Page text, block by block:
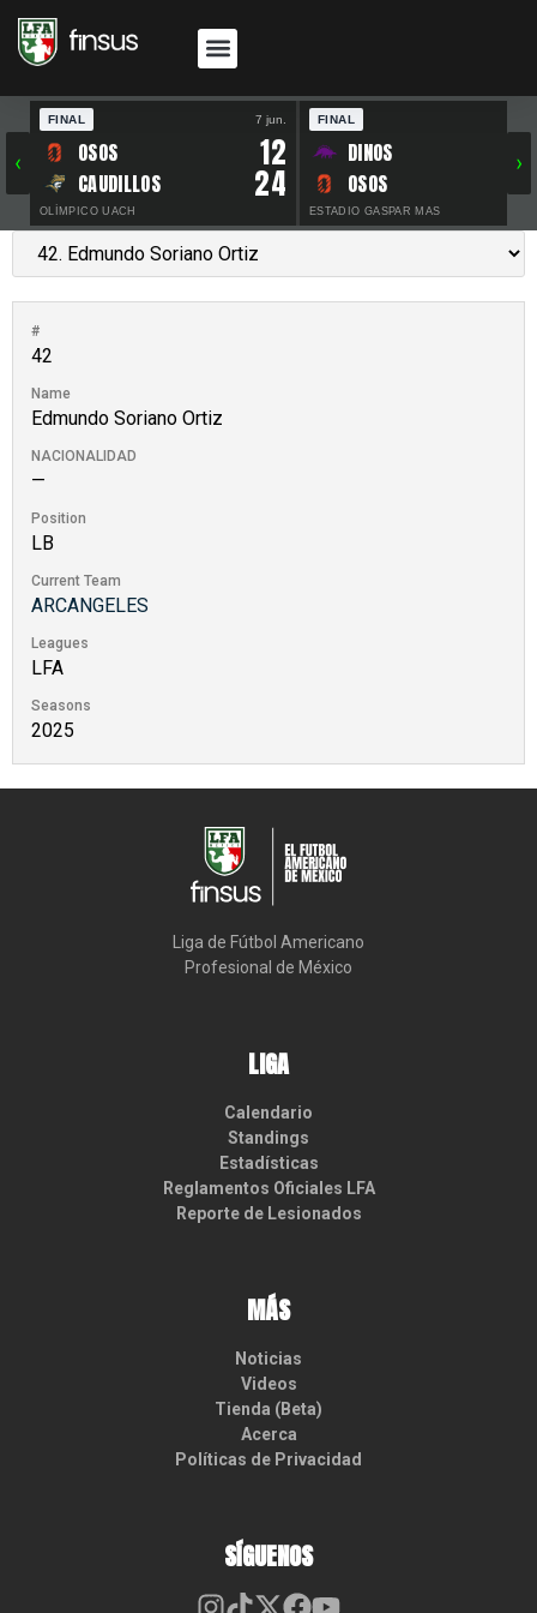
‹
FINAL 7 jun.
OSOS 12
CAUDILLOS 24
OLÍMPICO UACH
FINAL
DINOS
OSOS
ESTADIO GASPAR MAS
›
#
42
Name
Edmundo Soriano Ortiz
NACIONALIDAD
—
Position
LB
Current Team
ARCANGELES
Leagues
LFA
Seasons
2025
Liga de Fútbol Americano
Profesional de México
LIGA
Calendario
Standings
Estadísticas
Reglamentos Oficiales LFA
Reporte de Lesionados
MÁS
Noticias
Videos
Tienda (Beta)
Acerca
Políticas de Privacidad
SÍGUENOS